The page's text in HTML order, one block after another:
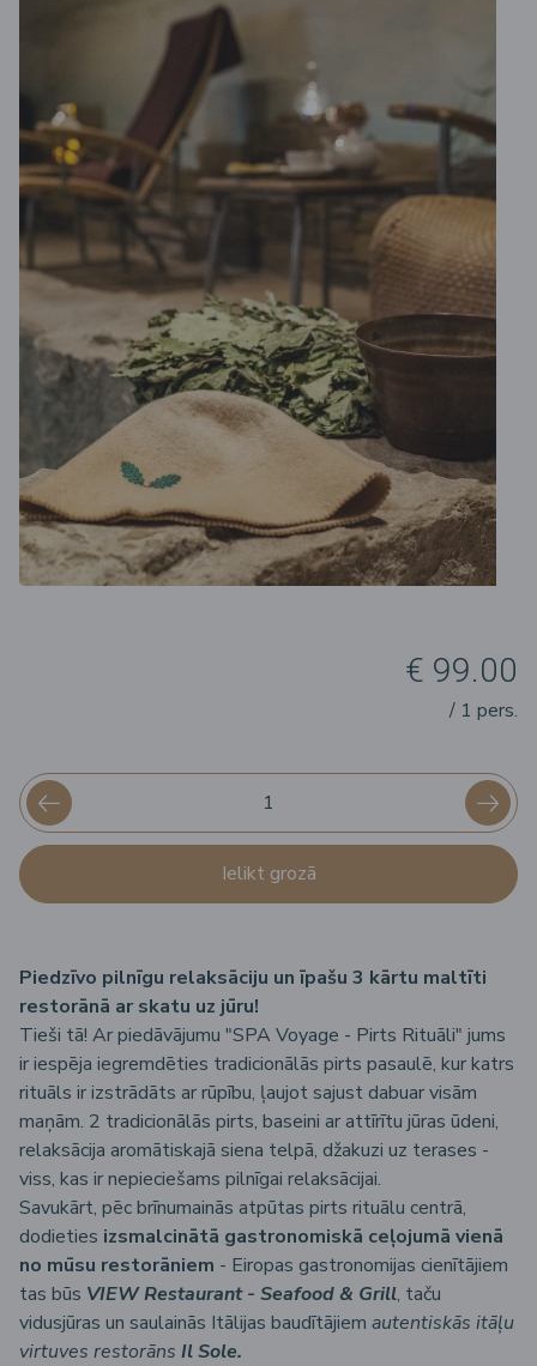
€ 99.00
/ 1 pers.
Ielikt grozā
Piedzīvo pilnīgu relaksāciju un īpašu 3 kārtu maltīti
restorānā ar skatu uz jūru!
Tieši tā! Ar piedāvājumu "SPA Voyage - Pirts Rituāli" jums
ir iespēja iegremdēties tradicionālās pirts pasaulē, kur katrs
rituāls ir izstrādāts ar rūpību, ļaujot sajust dabuar visām
maņām. 2 tradicionālās pirts, baseini ar attīrītu jūras ūdeni,
relaksācija aromātiskajā siena telpā, džakuzi uz terases -
viss, kas ir nepieciešams pilnīgai relaksācijai.
Savukārt, pēc brīnumainās atpūtas pirts rituālu centrā,
dodieties izsmalcinātā gastronomiskā ceļojumā vienā
no mūsu restorāniem - Eiropas gastronomijas cienītājiem
tas būs VIEW Restaurant - Seafood & Grill, taču
vidusjūras un saulainās Itālijas baudītājiem autentiskās itāļu
virtuves restorāns Il Sole.